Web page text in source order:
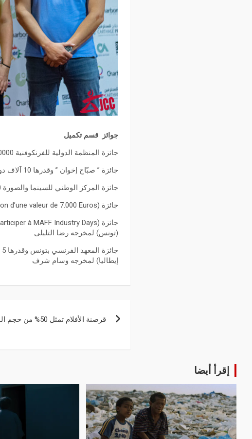
جوائز قسم تكميل
جائزة المنظمة الدولية للفرنكوفنية 10000 € هايش مايش : فيلم روائي طويل (المغرب) لمخرجه هشام العسري
جائزة ” صبّاح إخوان ” وقدرها 10 آلاف دولار أمريكي وفاز بها فيلم Sitabaomba لمخرجه Nantenaina Lova
جائزة المركز الوطني للسينما والصورة 10000 دينار تونسي للفلم لون الفسفاط : فيلم وثائقي طويل (تونس) لمخرجه رضا التليلي
جائزة Charbon Studio (prestation de service post-production d’une valeur de 7.000 Euros)
(تونس) لمخرجه رضا التليلي
إيطاليا) لمخرجه وسام شرف
قرصنة الأفلام تمثل 50% من حجم المعاملات في إفريقيا
إقرأ أيضا